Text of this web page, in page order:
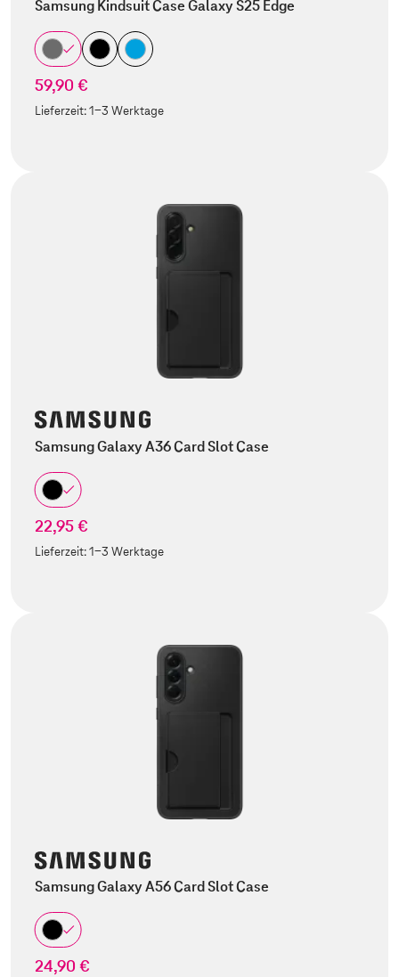
Samsung Kindsuit Case Galaxy S25 Edge
59,90 €
Lieferzeit:1-3 Werktage
Samsung Galaxy A36 Card Slot Case
22,95 €
Lieferzeit:1-3 Werktage
Samsung Galaxy A56 Card Slot Case
24,90 €